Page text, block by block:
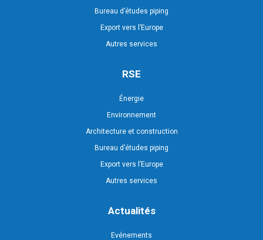
Bureau d’études piping
Export vers l’Europe
Autres services
RSE
Énergie
Environnement
Architecture et construction
Bureau d’études piping
Export vers l’Europe
Autres services
Actualités
Evénements